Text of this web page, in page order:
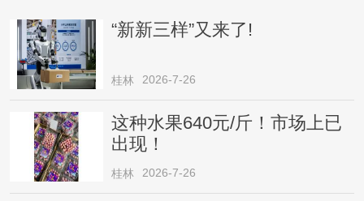
“新新三样”又来了!
桂林 2026-7-26
这种水果640元/斤！市场上已
出现！
桂林 2026-7-26